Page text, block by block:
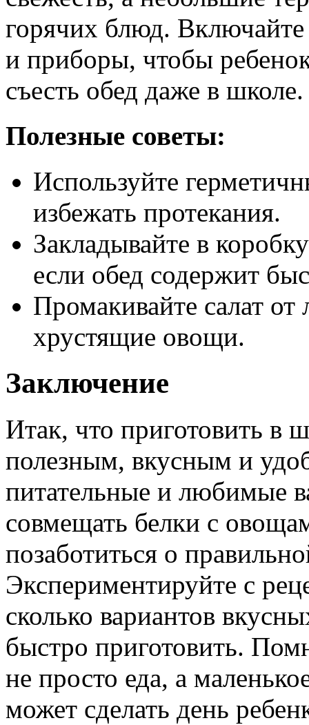
горячих блюд.
и приборы, чтобы
съесть обед даже в школе.
Полезные советы:
Используйте
избежать протекания.
Закладывайте в
если обед содержит
Промакивайте салат
хрустящие овощи.
Заключение
Итак, что приготовить в
полезным, вкусным и
питательные и любимые
совмещать белки с
позаботиться о
Экспериментируйте с
сколько вариантов
быстро приготовить.
не просто еда, а
может сделать день